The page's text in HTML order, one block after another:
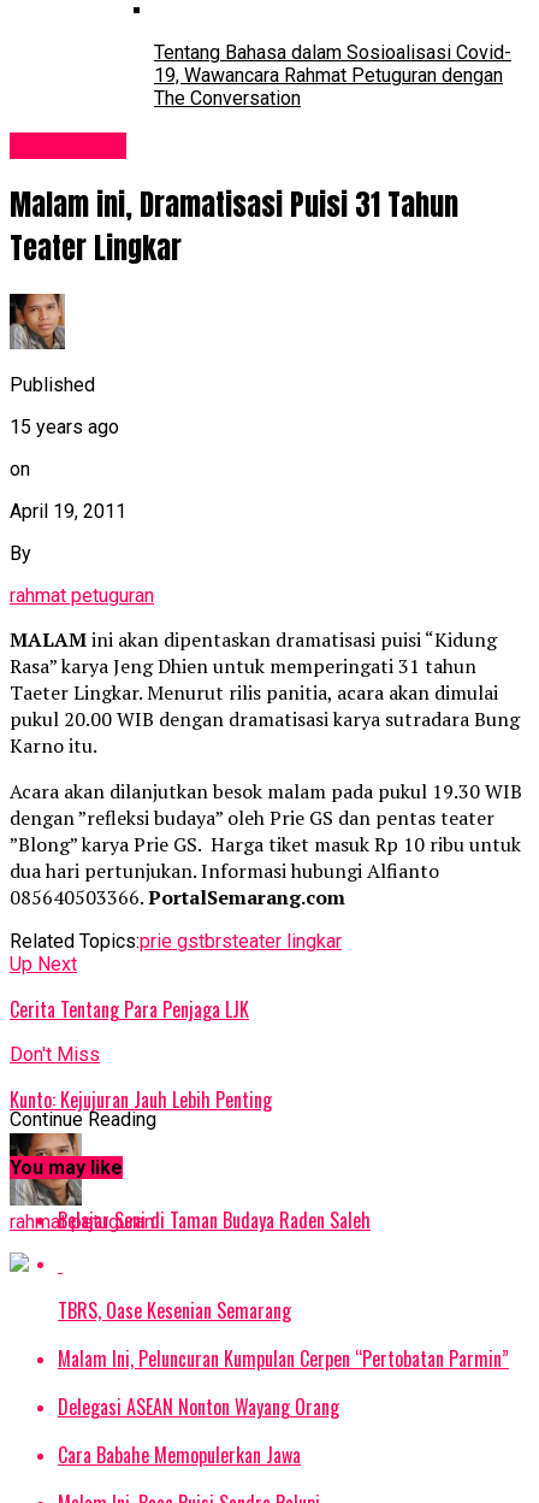
Tentang Bahasa dalam Sosioalisasi Covid-
19, Wawancara Rahmat Petuguran dengan
The Conversation
Malam ini, Dramatisasi Puisi 31 Tahun
Teater Lingkar
Published
15 years ago
on
April 19, 2011
By
rahmat petuguran
MALAMini akan dipentaskan dramatisasi puisi “Kidung
Rasa” karya Jeng Dhien untuk memperingati 31 tahun
Taeter Lingkar. Menurut rilis panitia, acara akan dimulai
pukul 20.00 WIB dengan dramatisasi karya sutradara Bung
Karno itu.
Acara akan dilanjutkan besok malam pada pukul 19.30 WIB
dengan ”refleksi budaya” oleh Prie GS dan pentas teater
”Blong” karya Prie GS. Harga tiket masuk Rp 10 ribu untuk
dua hari pertunjukan. Informasi hubungi Alfianto
085640503366.PortalSemarang.com
Related Topics:prie gstbrsteater lingkar
Up Next
Cerita Tentang Para Penjaga LJK
Don't Miss
Kunto: Kejujuran Jauh Lebih Penting
rahmat petuguran
Continue Reading
You may like
Belajar Seni di Taman Budaya Raden Saleh
TBRS, Oase Kesenian Semarang
Malam Ini, Peluncuran Kumpulan Cerpen “Pertobatan Parmin”
Delegasi ASEAN Nonton Wayang Orang
Cara Babahe Memopulerkan Jawa